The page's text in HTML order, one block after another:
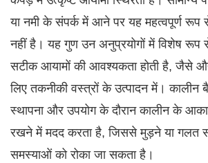
या नमी के संपर्क में आने पर यह महत्वपूर्ण रूप
नहीं है। यह गुण उन अनुप्रयोगों में विशेष रूप
सटीक आयामों की आवश्यकता होती है, जैसे
लिए तकनीकी वस्त्रों के उत्पादन में। कालीन
स्थापना और उपयोग के दौरान कालीन के
रखने में मदद करता है, जिससे मुड़ने या गलत
समस्याओं को रोका जा सकता है।